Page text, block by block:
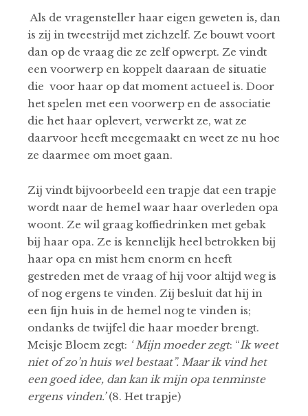
Als de vragensteller haar eigen geweten is, dan
is zij in tweestrijd met zichzelf. Ze bouwt voort
dan op de vraag die ze zelf opwerpt. Ze vindt
een voorwerp en koppelt daaraan de situatie
die voor haar op dat moment actueel is. Door
het spelen met een voorwerp en de associatie
die het haar oplevert, verwerkt ze, wat ze
daarvoor heeft meegemaakt en weet ze nu hoe
ze daarmee om moet gaan.
Zij vindt bijvoorbeeld een trapje dat een trapje
wordt naar de hemel waar haar overleden opa
woont. Ze wil graag koffiedrinken met gebak
bij haar opa. Ze is kennelijk heel betrokken bij
haar opa en mist hem enorm en heeft
gestreden met de vraag of hij voor altijd weg is
of nog ergens te vinden. Zij besluit dat hij in
een fijn huis in de hemel nog te vinden is;
ondanks de twijfel die haar moeder brengt.
Meisje Bloem zegt: ‘ Mijn moeder zegt: “Ik weet
niet of zo’n huis wel bestaat”. Maar ik vind het
een goed idee, dan kan ik mijn opa tenminste
ergens vinden.’(8. Het trapje)